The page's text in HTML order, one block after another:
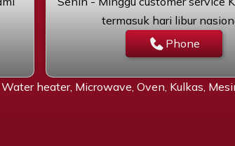
termasuk hari libur
Phone
heater, Microwave, Oven, Kulkas,